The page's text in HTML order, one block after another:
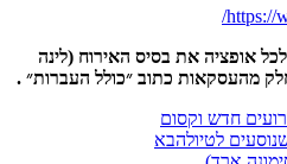
את בסיס האירוח (לינה
כתוב ״כולל העברות״ .
הבא